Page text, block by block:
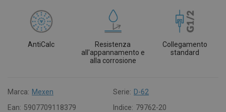
AntiCalc
Resistenza
all'appannamento e
alla corrosione
Collegamento
standard
Marca: Mexen Serie: D-62
Ean: 5907709118379 Indice: 79762-20